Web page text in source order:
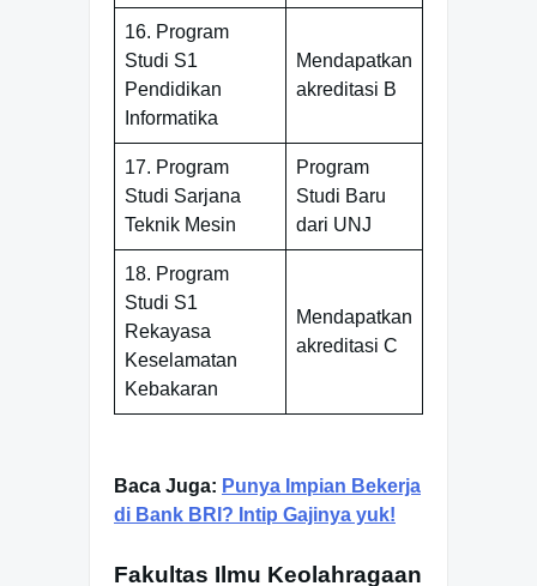
16. Program
Studi S1
Pendidikan
Informatika
Mendapatkan
akreditasi B
17. Program
Studi Sarjana
Teknik Mesin
Program
Studi Baru
dari UNJ
18. Program
Studi S1
Rekayasa
Keselamatan
Kebakaran
Mendapatkan
akreditasi C
Baca Juga: Punya Impian Bekerja
di Bank BRI? Intip Gajinya yuk!
Fakultas Ilmu Keolahragaan